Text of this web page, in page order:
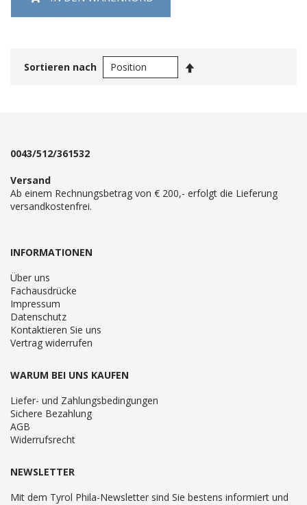
Sortieren nach
0043/512/361532
Versand
Ab einem Rechnungsbetrag von € 200,- erfolgt die Lieferung
versandkostenfrei.
INFORMATIONEN
Über uns
Fachausdrücke
Impressum
Datenschutz
Kontaktieren Sie uns
Vertrag widerrufen
WARUM BEI UNS KAUFEN
Liefer- und Zahlungsbedingungen
Sichere Bezahlung
AGB
Widerrufsrecht
NEWSLETTER
Mit dem Tyrol Phila-Newsletter sind Sie bestens informiert und